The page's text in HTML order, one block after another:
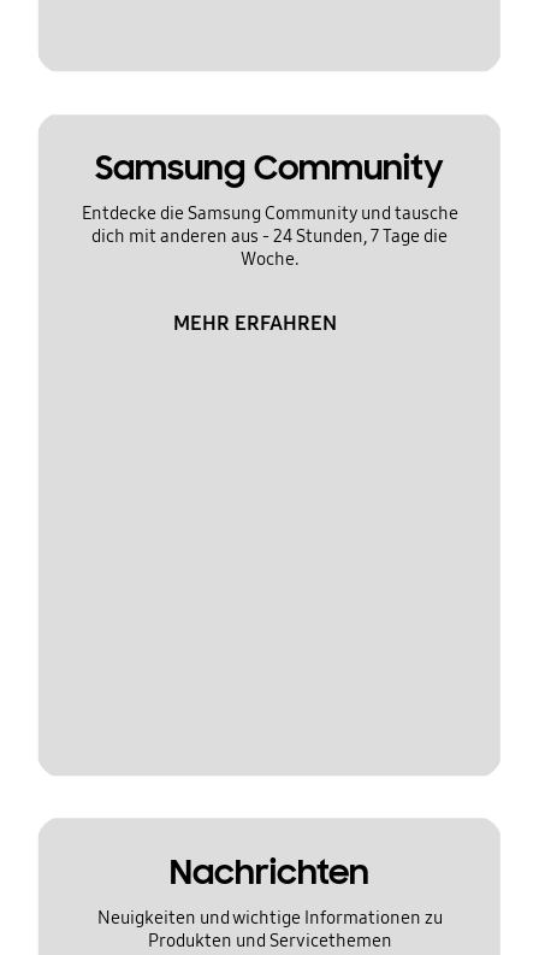
Samsung Community
Entdecke die Samsung Community und tausche
dich mit anderen aus - 24 Stunden, 7 Tage die
Woche.
MEHR ERFAHREN
Nachrichten
Neuigkeiten und wichtige Informationen zu
Produkten und Servicethemen